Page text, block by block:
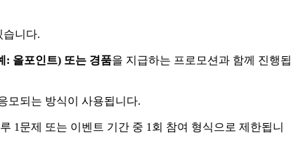
습니다.
: 올포인트) 또는 경품을 지급하는 프로모션과 함께 진행됩
모되는 방식이 사용됩니다.
1문제 또는 이벤트 기간 중 1회 참여 형식으로 제한됩니